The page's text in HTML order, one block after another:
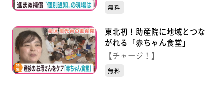
無料
東北初！助産院に地域とつな
がれる「赤ちゃん食堂」
【チャージ！】
無料